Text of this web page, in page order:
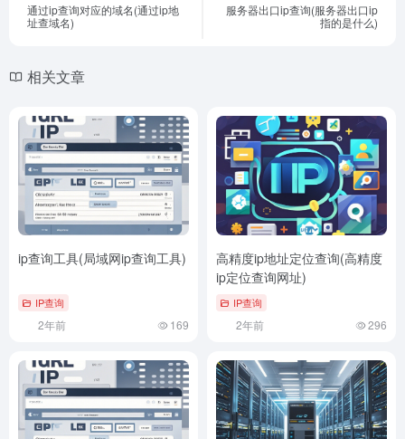
通过ip查询对应的域名(通过ip地
址查域名)
服务器出口ip查询(服务器出口ip
指的是什么)
相关文章
ip查询工具(局域网ip查询工具)
IP查询
2年前 169
高精度ip地址定位查询(高精度
ip定位查询网址)
IP查询
2年前 296